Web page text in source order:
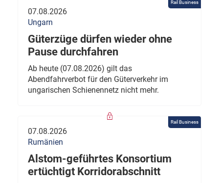
Rail Business
07.08.2026
Ungarn
Güterzüge dürfen wieder ohne
Pause durchfahren
Ab heute (07.08.2026) gilt das
Abendfahrverbot für den Güterverkehr im
ungarischen Schienennetz nicht mehr.
Rail Business
07.08.2026
Rumänien
Alstom-geführtes Konsortium
ertüchtigt Korridorabschnitt